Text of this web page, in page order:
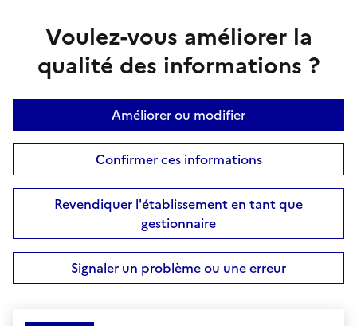
Voulez-vous améliorer la
qualité des informations ?
Améliorer ou modifier
Confirmer ces informations
Revendiquer l'établissement en tant que
gestionnaire
Signaler un problème ou une erreur